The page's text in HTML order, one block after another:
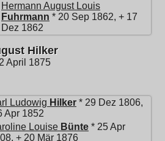
Hermann August Louis
Fuhrmann * 20 Sep 1862, + 17
Dez 1862
Hilker
April 1875
Ludowig Hilker * 29 Dez 1806,
Apr 1852
Louise Bünte * 25 Apr
+ 20 Mär 1876